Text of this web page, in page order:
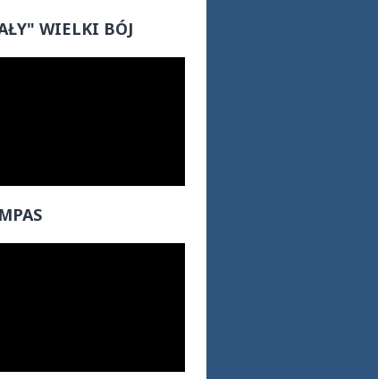
WIELKI BÓJ